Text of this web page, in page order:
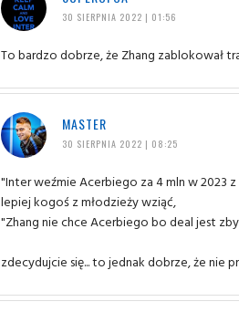
30 SIERPNIA 2022 | 01:56
To bardzo dobrze, że Zhang zablokował
MASTER
30 SIERPNIA 2022 | 08:25
"Inter weźmie Acerbiego za 4 mln w 2023
lepiej kogoś z młodzieży wziąć,
"Zhang nie chce Acerbiego bo deal jest
zdecydujcie się... to jednak dobrze, że nie